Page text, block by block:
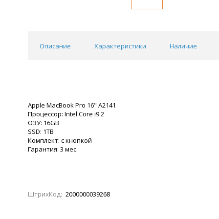
Описание Характеристики Наличие
Apple MacBook Pro 16" A2141
Процессор: Intel Core i9 2
ОЗУ: 16GB
SSD: 1TB
Комплект: с кнопкой
Гарантия: 3 мес.
ШтрихКод: 2000000039268